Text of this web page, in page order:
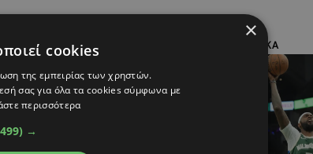
ΑΘΛΗΤΙΚΑ
×
cookies
της εμπειρίας των χρηστών.
σας για όλα τα cookies σύμφωνα με
περισσότερα
→